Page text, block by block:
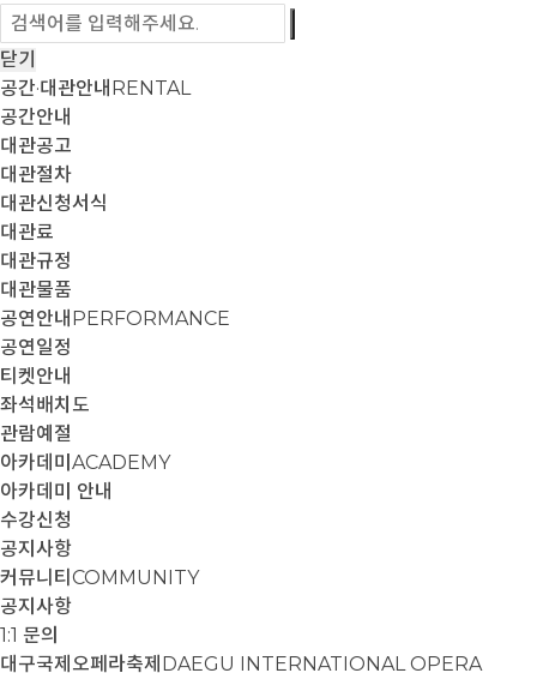
닫기
공간·대관안내 RENTAL
공간안내
대관공고
대관절차
대관신청서식
대관료
대관규정
대관물품
공연안내 PERFORMANCE
공연일정
티켓안내
좌석배치도
관람예절
아카데미 ACADEMY
아카데미 안내
수강신청
공지사항
커뮤니티 COMMUNITY
공지사항
1:1 문의
대구국제오페라축제 DAEGU INTERNATIONAL OPERA